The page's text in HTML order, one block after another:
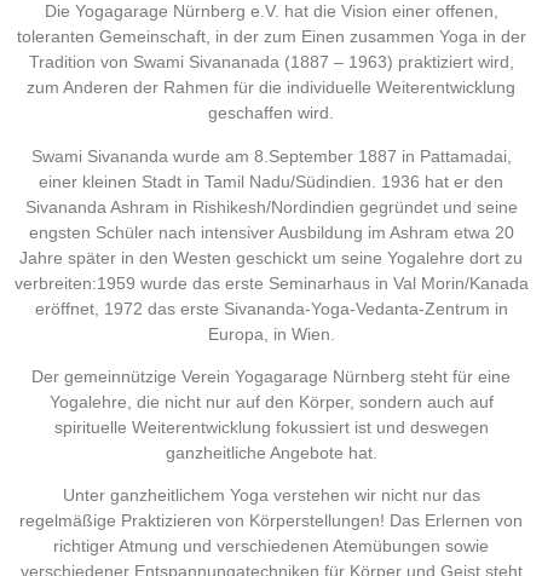
Die Yogagarage Nürnberg e.V. hat die Vision einer offenen,
toleranten Gemeinschaft, in der zum Einen zusammen Yoga in der
Tradition von Swami Sivananada (1887 – 1963) praktiziert wird,
zum Anderen der Rahmen für die individuelle Weiterentwicklung
geschaffen wird.
Swami Sivananda wurde am 8.September 1887 in Pattamadai,
einer kleinen Stadt in Tamil Nadu/Südindien. 1936 hat er den
Sivananda Ashram in Rishikesh/Nordindien gegründet und seine
engsten Schüler nach intensiver Ausbildung im Ashram etwa 20
Jahre später in den Westen geschickt um seine Yogalehre dort zu
verbreiten:1959 wurde das erste Seminarhaus in Val Morin/Kanada
eröffnet, 1972 das erste Sivananda-Yoga-Vedanta-Zentrum in
Europa, in Wien.
Der gemeinnützige Verein Yogagarage Nürnberg steht für eine
Yogalehre, die nicht nur auf den Körper, sondern auch auf
spirituelle Weiterentwicklung fokussiert ist und deswegen
ganzheitliche Angebote hat.
Unter ganzheitlichem Yoga verstehen wir nicht nur das
regelmäßige Praktizieren von Körperstellungen! Das Erlernen von
richtiger Atmung und verschiedenen Atemübungen sowie
verschiedener Entspannungatechniken für Körper und Geist steht